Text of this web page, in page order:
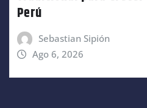
Perú
Sebastian Sipión
Ago 6, 2026